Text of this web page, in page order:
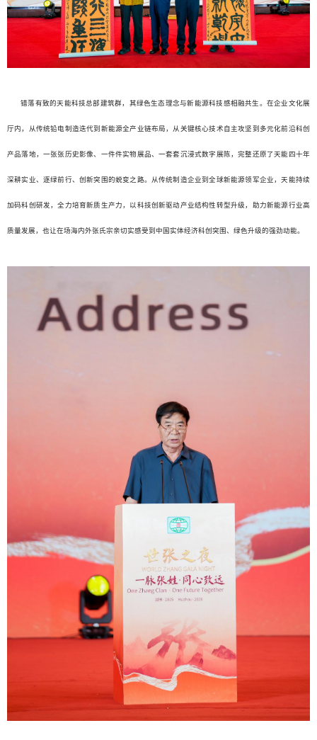
错落有致的天能科技总部建筑群，其绿色生态理念与新能源科技感相融共生。在企业文化展
厅内，从传统铅电制造迭代到新能源全产业链布局，从关键核心技术自主攻坚到多元化前沿科创
产品落地，一张张历史影像、一件件实物展品、一套套沉浸式数字展陈，完整还原了天能四十年
深耕实业、逐绿前行、创新突围的蜕变之路。从传统制造企业到全球新能源领军企业，天能持续
加码科创研发，全力培育新质生产力，以科技创新驱动产业结构性转型升级，助力新能源行业高
质量发展，也让在场海内外张氏宗亲切实感受到中国实体经济科创突围、绿色升级的强劲动能。